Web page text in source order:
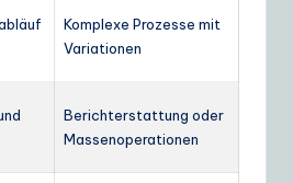
Komplexe Prozesse mit
Variationen
Berichterstattung oder
Massenoperationen